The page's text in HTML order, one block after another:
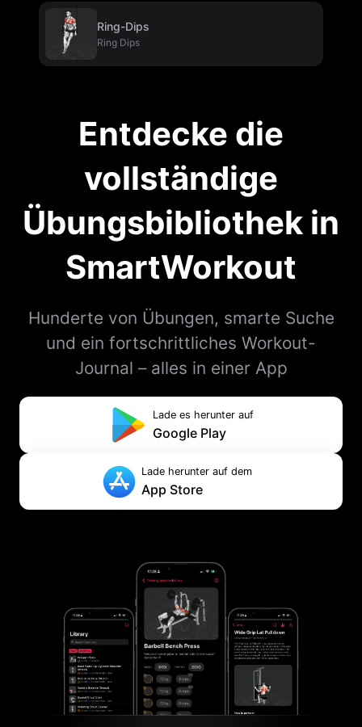
Ring-Dips
Ring Dips
Entdecke die
vollständige
Übungsbibliothek in
SmartWorkout
Hunderte von Übungen, smarte Suche
und ein fortschrittliches Workout-
Journal – alles in einer App
Lade es herunter auf
Google Play
Lade herunter auf dem
App Store